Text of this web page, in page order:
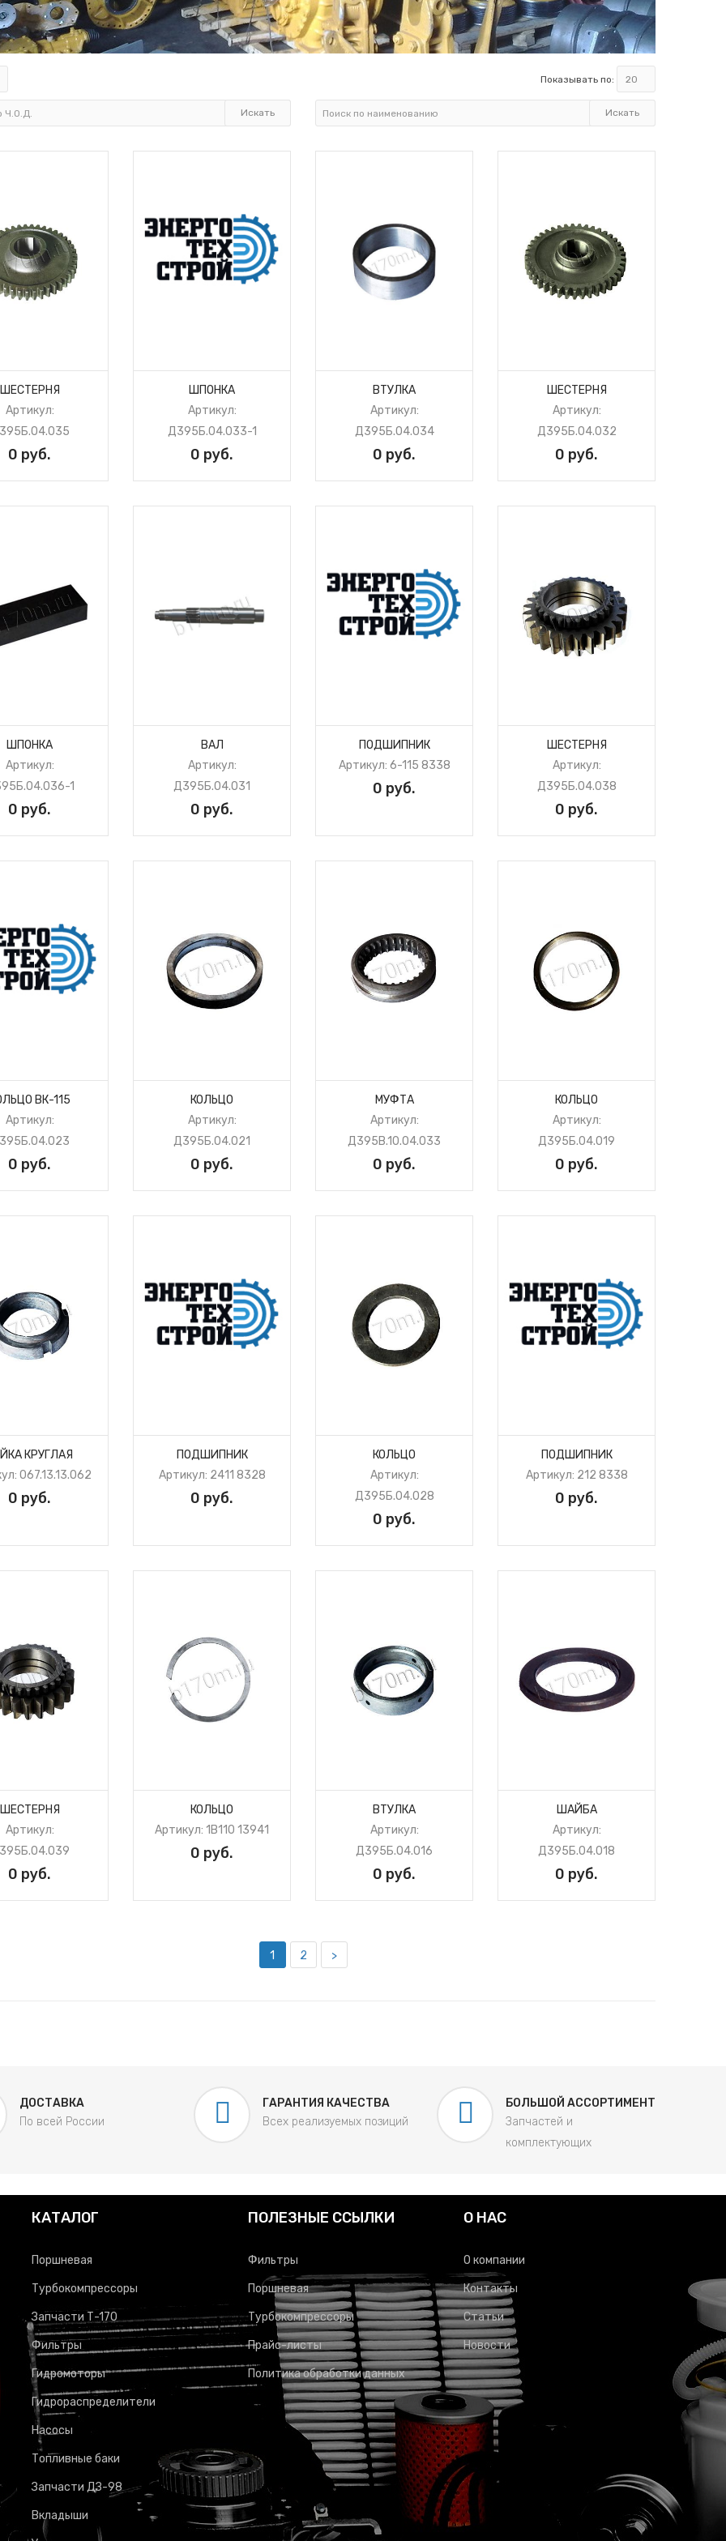
автогрейдера
Вал реверса Д395Б.04.030
Вал средний раздаточного
Коробка передач
ДЗ-98.10.04.000 муфта
ДЗ-98А.10.04.510
Корпус ДЗ-98.10.06.059 втулка
ДЗ-98.10.06.053
Корпус промежуточного
КПП ДЗ-98 шестерня
Д395Б.04.135
КПП ДЗ-98.10.04.000 вилка
Д395В.10.04.021
КПП ДЗ-98.10.04.000 крышка
Д395.04.139
Механизм переключения
Муфта сцепления ДЗ-98 в
сборе
Опора промежуточная ДЗ-98
карданной передачи
Рычаг переключения КПП
стояночного тормоза
Тормоз стояночный
Трансмиссия Д395В.10.00.000-1
Установка сервомеханизма
Показывать по:
ШЕСТЕРНЯ
Артикул:
0 руб.
ШПОНКА
Артикул:
Д395Б.04.033-1
0 руб.
ВТУЛКА
Артикул:
Д395Б.04.034
0 руб.
ШЕСТЕРНЯ
Артикул:
Д395Б.04.032
0 руб.
ШПОНКА
Артикул:
1
0 руб.
ВАЛ
Артикул:
Д395Б.04.031
0 руб.
ПОДШИПНИК
Артикул: 6-115 8338
0 руб.
ШЕСТЕРНЯ
Артикул:
Д395Б.04.038
0 руб.
ВК-115
Артикул:
0 руб.
КОЛЬЦО
Артикул:
Д395Б.04.021
0 руб.
МУФТА
Артикул:
Д395В.10.04.033
0 руб.
КОЛЬЦО
Артикул:
Д395Б.04.019
0 руб.
КРУГЛАЯ
067.13.13.062
0 руб.
ПОДШИПНИК
Артикул: 2411 8328
0 руб.
КОЛЬЦО
Артикул:
Д395Б.04.028
0 руб.
ПОДШИПНИК
Артикул: 212 8338
0 руб.
ШЕСТЕРНЯ
Артикул:
0 руб.
КОЛЬЦО
Артикул: 1В110 13941
0 руб.
ВТУЛКА
Артикул:
Д395Б.04.016
0 руб.
ШАЙБА
Артикул:
Д395Б.04.018
0 руб.
1 2 >
ДОСТАВКА
По всей России
ГАРАНТИЯ КАЧЕСТВА
Всех реализуемых позиций
БОЛЬШОЙ АССОРТИМЕНТ
Запчастей и
комплектующих
КАТАЛОГ
Поршневая
Турбокомпрессоры
Запчасти Т-170
Фильтры
Гидромоторы
Гидрораспределители
Насосы
Топливные баки
Запчасти ДЗ-98
Вкладыши
ПОЛЕЗНЫЕ ССЫЛКИ
Фильтры
Поршневая
Турбокомпрессоры
Прайс-листы
Политика обработки данных
О НАС
О компании
Контакты
Статьи
Новости